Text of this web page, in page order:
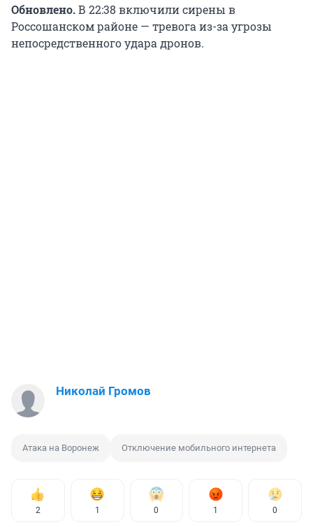
Обновлено.В 22:38 включили сирены в
Россошанском районе — тревога из-за угрозы
непосредственного удара дронов.
Николай Громов
Атака на Воронеж Отключение мобильного интернета
2 1 0 1 0